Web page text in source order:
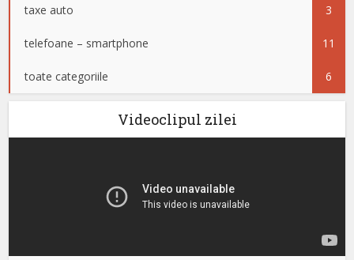
taxe auto 3
telefoane – smartphone 11
toate categoriile 6
Videoclipul zilei